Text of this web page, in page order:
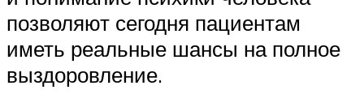
позволяют сегодня пациентам
иметь реальные шансы на полное
выздоровление.